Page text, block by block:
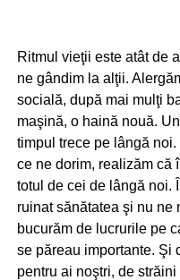
Ritmul vieţii este atât de
ne gândim la alţii.
socială, după mai mulţi
maşină, o haină nouă.
timpul trece pe lângă
ce ne dorim, realizăm că
totul de cei de lângă noi.
ruinat sănătatea şi nu ne
bucurăm de lucrurile pe
se păreau importante. Şi
pentru ai noştri, de